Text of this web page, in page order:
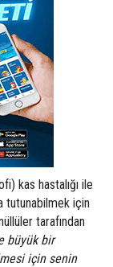
kas hastalığı ile
tutunabilmek için
tarafından
büyük bir
için senin